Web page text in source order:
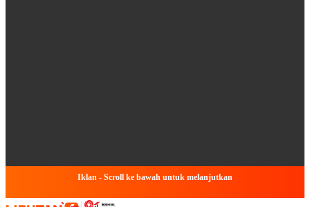
Iklan - Scroll ke bawah untuk melanjutkan